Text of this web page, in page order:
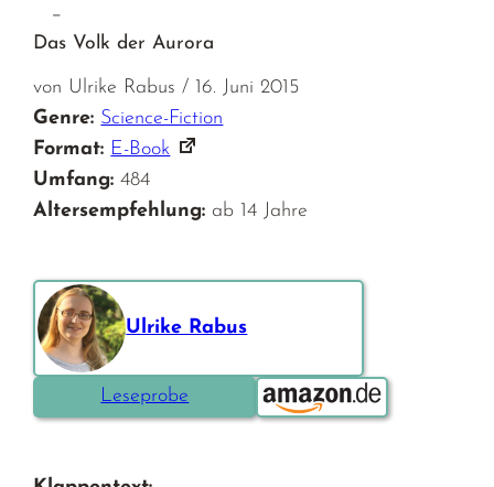
–
Das Volk der Aurora
von Ulrike Rabus / 16. Juni 2015
Genre: Science-Fiction
Format: E-Book
Umfang: 484
Altersempfehlung: ab 14 Jahre
Ulrike Rabus
Leseprobe Bestellen über: